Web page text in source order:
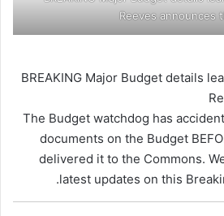
Reeves announces
The Budget watchdog has
documents on the Budget
delivered it to the Commons.
latest updates on this